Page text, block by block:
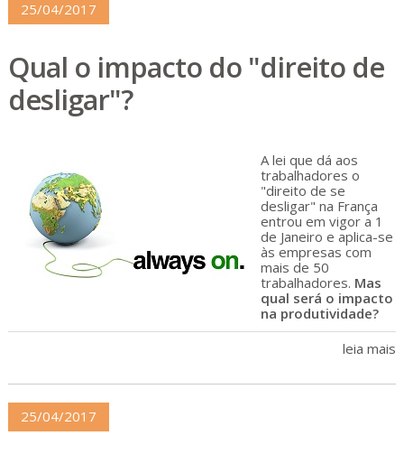
25/04/2017
Qual o impacto do "direito de
desligar"?
A lei que dá aos
trabalhadores o
"direito de se
desligar" na França
entrou em vigor a 1
de Janeiro e aplica-se
às empresas com
mais de 50
trabalhadores. Mas
qual será o impacto
na produtividade?
leia mais
25/04/2017